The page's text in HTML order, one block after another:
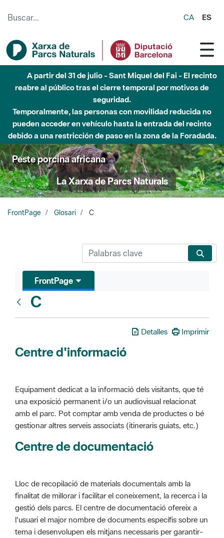
CA ES
A partir del 31 de julio - Sant Miquel del Fai - El recinto
reabre al público tras el cierre temporal por motivos de
seguridad.
Temporalmente, las personas con movilidad reducida no
pueden acceder en vehículo hasta la entrada del recinto
debido a una restricción de paso en la zona de la Foradada.
Peste porcina africana
La Xarxa de Parcs Naturals
FrontPage Glosari C
FrontPage
C
Detalles Imprimir
Centre d'informació
Equipament dedicat a la informació dels visitants, que té
una exposició permanent i/o un audiovisual relacionat
amb el parc. Pot comptar amb venda de productes o bé
gestionar altres serveis associats (itineraris guiats, etc.)
Centre de documentació
Lloc de recopilació de materials documentals amb la
finalitat de millorar i facilitar el coneixement, la recerca i la
gestió dels parcs. El centre de documentació ofereix a
l'usuari el major nombre de documents específis sobre un
tema i desenvolupen els mitjans necessaris per garantir-